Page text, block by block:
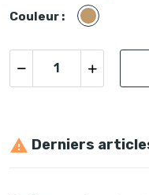
Couleur : Camel
 Derniers